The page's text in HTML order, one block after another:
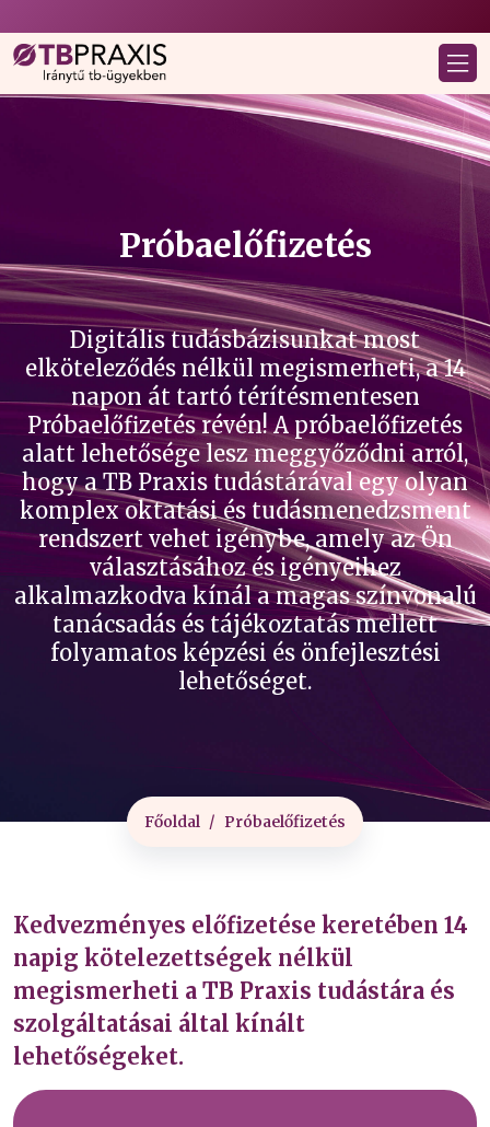
Próbaelőfizetés
Digitális tudásbázisunkat most
elköteleződés nélkül megismerheti, a 14
napon át tartó térítésmentesen
Próbaelőfizetés révén! A próbaelőfizetés
alatt lehetősége lesz meggyőződni arról,
hogy a TB Praxis tudástárával egy olyan
komplex oktatási és tudásmenedzsment
rendszert vehet igénybe, amely az Ön
választásához és igényeihez
alkalmazkodva kínál a magas színvonalú
tanácsadás és tájékoztatás mellett
folyamatos képzési és önfejlesztési
lehetőséget.
Főoldal Próbaelőfizetés
Kedvezményes előfizetése keretében 14
napig kötelezettségek nélkül
megismerheti a TB Praxis tudástára és
szolgáltatásai által kínált
lehetőségeket.